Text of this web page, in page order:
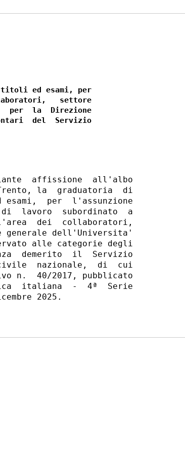
titoli ed esami, per
settore
per  la  Direzione
del  Servizio
affissione  all'albo
la  graduatoria  di
per  l'assunzione
lavoro  subordinato  a
dei  collaboratori,
generale dell'Universita'
alle categorie degli
demerito  il  Servizio
nazionale,  di  cui
n.  40/2017, pubblicato
italiana  -  4ª  Serie
2025.